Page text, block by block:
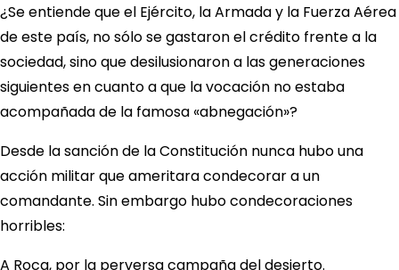
¿Se entiende que el Ejército, la Armada y la Fuerza Aérea
de este país, no sólo se gastaron el crédito frente a la
sociedad, sino que desilusionaron a las generaciones
siguientes en cuanto a que la vocación no estaba
acompañada de la famosa «abnegación»?
Desde la sanción de la Constitución nunca hubo una
acción militar que ameritara condecorar a un
comandante. Sin embargo hubo condecoraciones
horribles:
A Roca, por la perversa campaña del desierto.